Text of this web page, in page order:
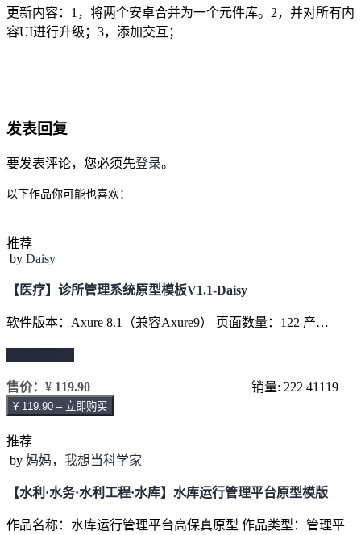
更新内容：1，将两个安卓合并为一个元件库。2，并对所有内
容UI进行升级；3，添加交互；
发表回复
要发表评论，您必须先登录。
以下作品你可能也喜欢：
推荐
by Daisy
【医疗】诊所管理系统原型模板V1.1-Daisy
软件版本：Axure 8.1（兼容Axure9） 页面数量：122 产…
售价： ¥ 119.90 销量: 222 41119
¥ 119.90 – 立即购买
推荐
by 妈妈，我想当科学家
【水利·水务·水利工程·水库】水库运行管理平台原型模版
作品名称：水库运行管理平台高保真原型 作品类型：管理平